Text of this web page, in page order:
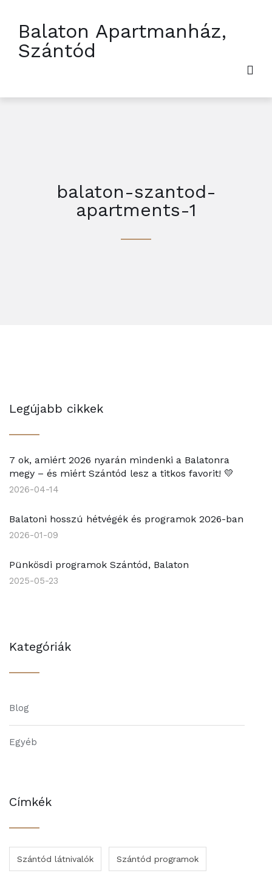
Balaton Apartmanház,
Szántód
balaton-szantod-
apartments-1
Legújabb cikkek
7 ok, amiért 2026 nyarán mindenki a Balatonra
megy – és miért Szántód lesz a titkos favorit! 💛
2026-04-14
Balatoni hosszú hétvégék és programok 2026-ban
2026-01-09
Pünkösdi programok Szántód, Balaton
2025-05-23
Kategóriák
Blog
Egyéb
Címkék
Szántód látnivalók Szántód programok